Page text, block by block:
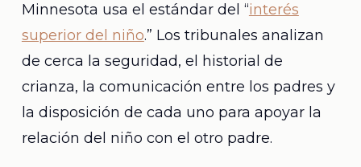
Minnesota usa el estándar del “interés
superior del niño.” Los tribunales analizan
de cerca la seguridad, el historial de
crianza, la comunicación entre los padres y
la disposición de cada uno para apoyar la
relación del niño con el otro padre.